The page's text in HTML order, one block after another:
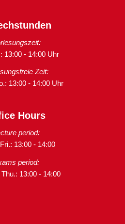
13:00 - 14:00 Uhr
Zeit:
13:00 - 14:00 Uhr
Hours
period:
13:00 - 14:00
period:
13:00 - 14:00